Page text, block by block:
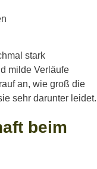
stark
milde Verläufe
an, wie groß die
sehr darunter leidet.
beim